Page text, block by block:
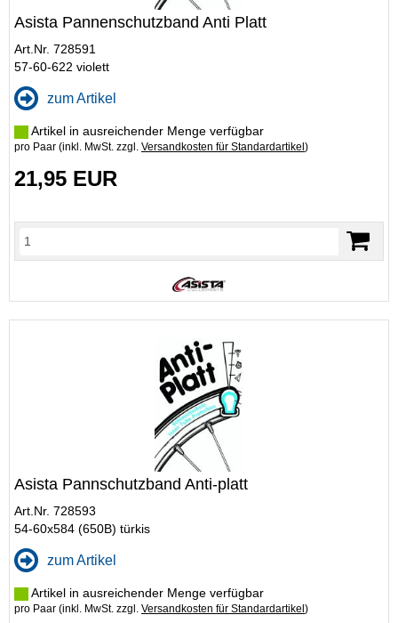
Asista Pannenschutzband Anti Platt
Art.Nr. 728591
57-60-622 violett
zum Artikel
Artikel in ausreichender Menge verfügbar
pro Paar (inkl. MwSt. zzgl. Versandkosten für Standardartikel )
21,95 EUR
Asista Pannschutzband Anti-platt
Art.Nr. 728593
54-60x584 (650B) türkis
zum Artikel
Artikel in ausreichender Menge verfügbar
pro Paar (inkl. MwSt. zzgl. Versandkosten für Standardartikel )